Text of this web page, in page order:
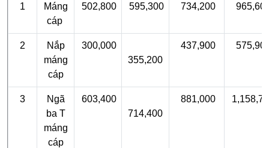
1
Máng
cáp
502,800 595,300 734,200
2
Nắp
máng
cáp
300,000
355,200
437,900
3
Ngã
ba T
máng
cáp
603,400
714,400
881,000